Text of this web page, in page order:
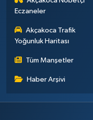
Eczaneler
Akçakoca Trafik
Yoğunluk Haritası
Tüm Manşetler
Haber Arşivi